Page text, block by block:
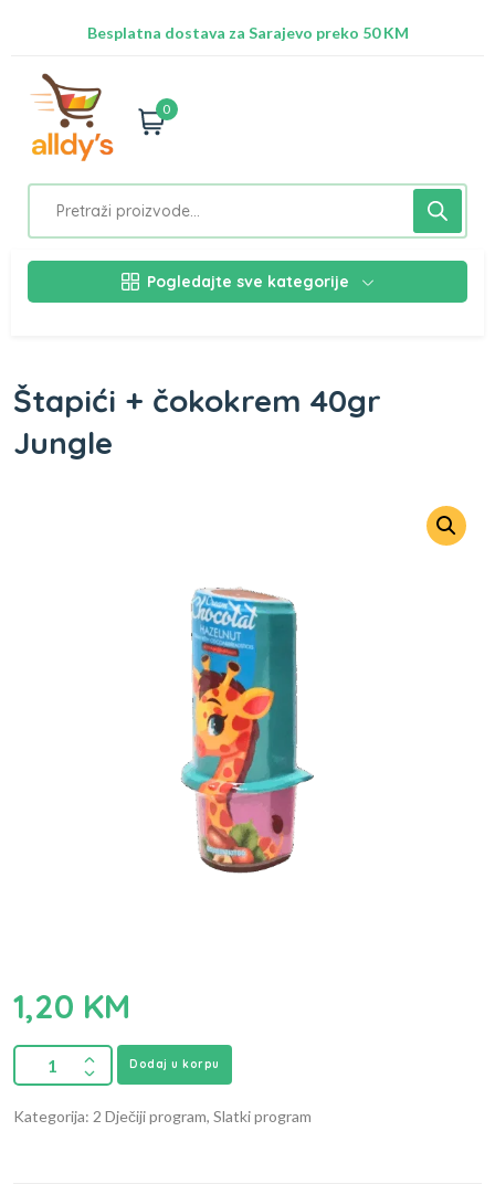
Besplatna dostava za Sarajevo preko 50 KM
0
Pogledajte sve kategorije
Štapići + čokokrem 40gr
Jungle
1,20 KM
Dodaj u korpu
Kategorija: 2 Dječiji program, Slatki program